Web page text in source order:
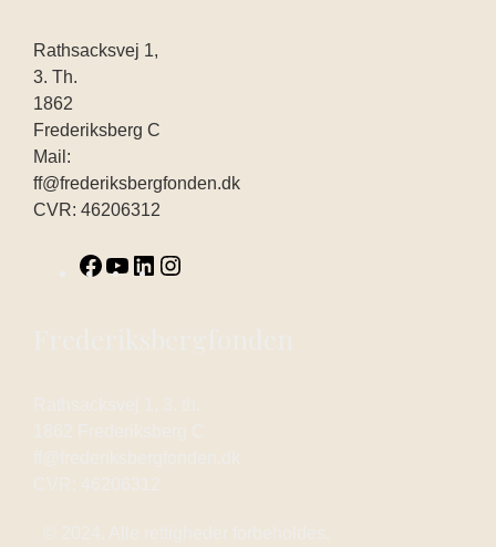
Rathsacksvej 1,
3. Th.
1862
Frederiksberg C
Mail:
ff@frederiksbergfonden.dk
CVR: 46206312